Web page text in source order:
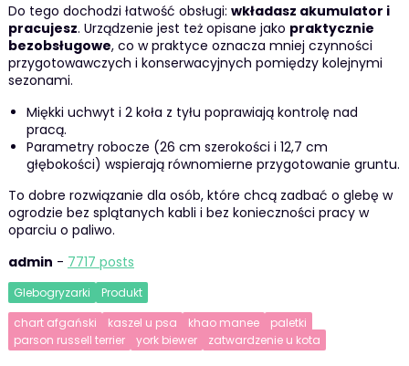
Do tego dochodzi łatwość obsługi: wkładasz akumulator i
pracujesz. Urządzenie jest też opisane jako praktycznie
bezobsługowe, co w praktyce oznacza mniej czynności
przygotowawczych i konserwacyjnych pomiędzy kolejnymi
sezonami.
Miękki uchwyt i 2 koła z tyłu poprawiają kontrolę nad
pracą.
Parametry robocze (26 cm szerokości i 12,7 cm
głębokości) wspierają równomierne przygotowanie gruntu.
To dobre rozwiązanie dla osób, które chcą zadbać o glebę w
ogrodzie bez splątanych kabli i bez konieczności pracy w
oparciu o paliwo.
admin - 7717 posts
Glebogryzarki
Produkt
chart afgański
kaszel u psa khao manee
paletki
parson russell terrier
york biewer zatwardzenie u kota